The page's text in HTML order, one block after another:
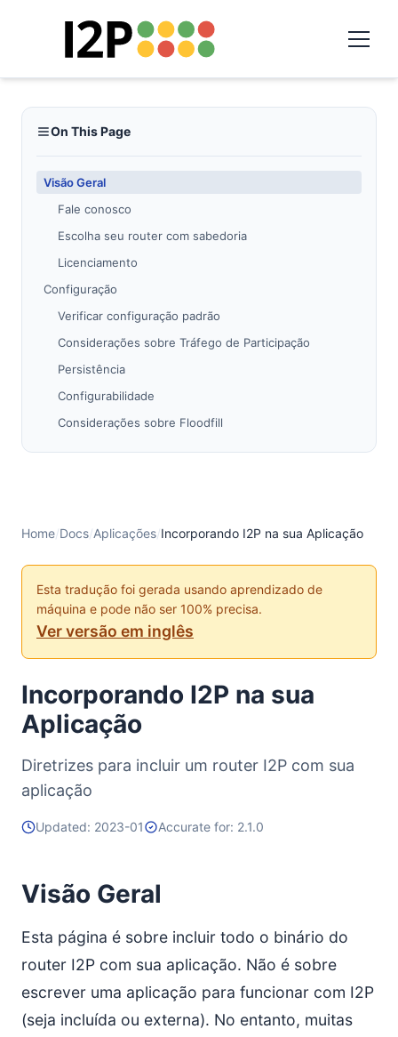
On This Page
Visão Geral
Fale conosco
Escolha seu router com sabedoria
Licenciamento
Configuração
Verificar configuração padrão
Considerações sobre Tráfego de Participação
Persistência
Configurabilidade
Considerações sobre Floodfill
Especificar SAM SIGNATURE_TYPE
Reduzir o Uso de Recursos de Rede
Ciclo de Vida
Capacidade de Atualização
Implementação
Projete para e Encoraje Longos Tempos de Atividade
Interface do Usuário
Mostrar Status
Encerramento Gracioso
Educação e Doação
Opção de Router Externo
Problemas de Tempo / NTP
Escolha O Que e Como Agrupar
Considerações sobre Android
Home/Docs/Aplicações/Incorporando I2P na sua Aplicação
Esta tradução foi gerada usando aprendizado de
máquina e pode não ser 100% precisa.
Ver versão em inglês
Incorporando I2P na sua
Aplicação
Diretrizes para incluir um router I2P com sua
aplicação
Updated: 2023-01 Accurate for: 2.1.0
Visão Geral
Esta página é sobre incluir todo o binário do
router I2P com sua aplicação. Não é sobre
escrever uma aplicação para funcionar com I2P
(seja incluída ou externa). No entanto, muitas